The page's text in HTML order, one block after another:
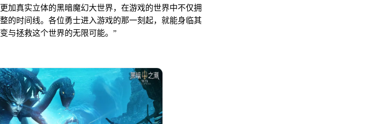
加真实立体的黑暗魔幻大世界，在游戏的世界中不仅拥
的时间线。各位勇士进入游戏的那一刻起，就能身临其
与拯救这个世界的无限可能。”